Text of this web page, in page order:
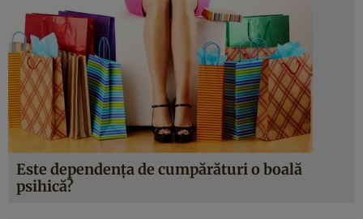
Este dependenţa de cumpărături o boală
psihică?